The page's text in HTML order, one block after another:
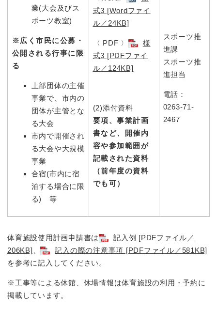
業(大会及びス
ポーツ教室)
※広く市民に公募・
公開される行事に限
る
上部団体の主催
事業で、市内の
団体が主管とな
る大会
市内で開催され
る大会や大規模
事業
合宿(市内に宿
泊する場合に限
る) 等
式3 [Wordファイ
ル／24KB]
〈 PDF 〉
様
式3 [PDFファイ
ル／124KB]
(2)添付資料
要項、事業計画
書など、開催内
容や参加範囲が
記載された資料
（前年度の資料
でも可）
スポーツ推
進課
スポーツ推
進担当
電話：
0263-71-
2467
体育施設使用計画申請書は
記入例 [PDFファイル／
206KB] 、
記入の際の注意事項 [PDFファイル／581KB]
を参考に記入してください。
※工事等による休館、休場情報は体育施設の利用・予約に
掲載しています。